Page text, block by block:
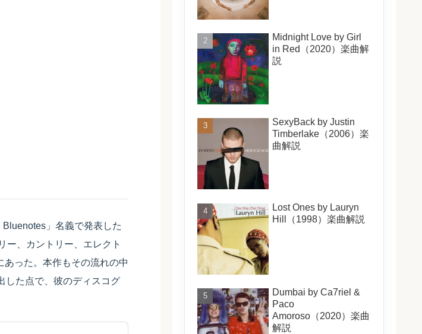
Bluenotes」名義で発表した
ー、カントリー、エレクト
った。本作もその流れの中
した点で、彼のディスコグ
Midnight Love by Girl
in Red（2020）楽曲解
説
SexyBack by Justin
Timberlake（2006）楽
曲解説
Lost Ones by Lauryn
Hill（1998）楽曲解説
Dumbai by Ca7riel &
Paco
Amoroso（2020）楽曲
解説